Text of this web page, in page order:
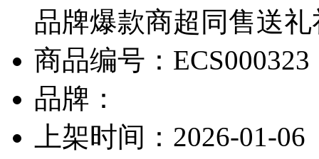
品牌爆款商超同售送
商品编号：ECS000323
品牌：
上架时间：2026-01-06